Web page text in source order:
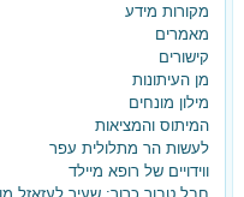
מקורות מידע
מאמרים
קישורים
מן העיתונות
מילון מונחים
המיתוס והמציאות
לעשות הר מתלולית עפר
ווידויים של רופא מיילד